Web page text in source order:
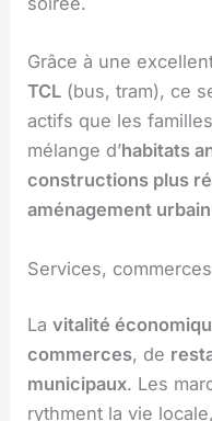
Grâce à une
TCL (bus, tram), ce
actifs que les
mélange d’habitats
constructions plus
aménagement urbain
Services,
Lavitalité
commerces, de
municipaux. Les
rythment la vie